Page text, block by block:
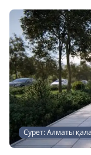
Сурет: Алматы